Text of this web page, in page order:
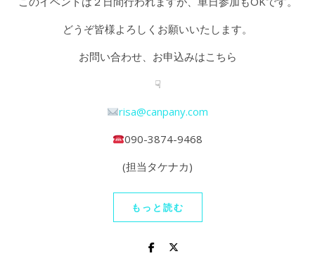
どうぞ皆様よろしくお願いいたします。
お問い合わせ、お申込みはこちら
☟
risa@canpany.com
090-3874-9468
(担当タケナカ)
もっと読む